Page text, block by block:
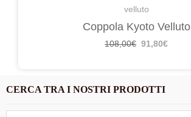
velluto
Coppola Kyoto Velluto
108,00€ Il
era:
91,80€
CERCA TRA I NOSTRI PRODOTTI